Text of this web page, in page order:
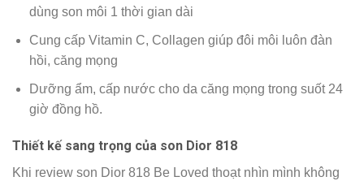
dùng son môi 1 thời gian dài
Cung cấp Vitamin C, Collagen giúp đôi môi luôn đàn
hồi, căng mọng
Dưỡng ẩm, cấp nước cho da căng mọng trong suốt 24
giờ đồng hồ.
Thiết kế sang trọng của son Dior 818
Khi review son Dior 818 Be Loved thoạt nhìn mình không